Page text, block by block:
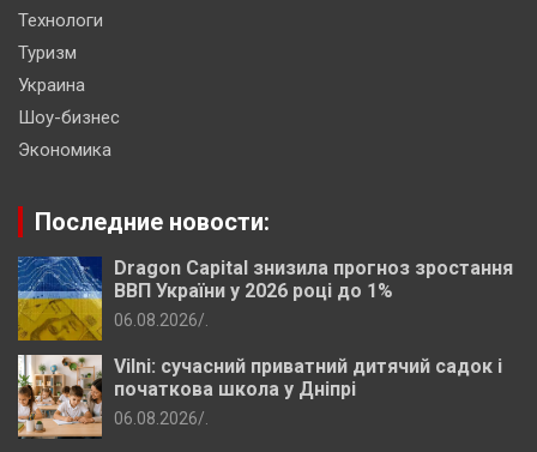
Технологи
Туризм
Украина
Шоу-бизнес
Экономика
Последние новости:
Dragon Capital знизила прогноз зростання
ВВП України у 2026 році до 1%
06.08.2026
Vilni: сучасний приватний дитячий садок і
початкова школа у Дніпрі
06.08.2026